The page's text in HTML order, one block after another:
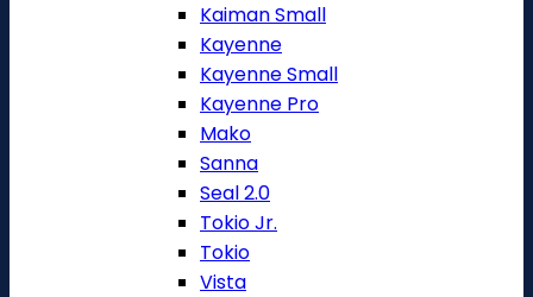
Kaiman Small
Kayenne
Kayenne Small
Kayenne Pro
Mako
Sanna
Seal 2.0
Tokio Jr.
Tokio
Vista